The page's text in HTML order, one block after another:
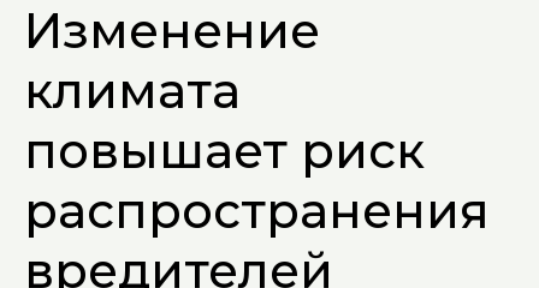
Изменение
климата
повышает риск
распространения
вредителей